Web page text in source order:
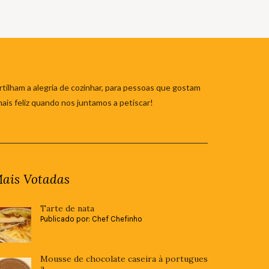
a alegria de cozinhar, para pessoas que gostam
feliz quando nos juntamos a petiscar!
Votadas
Tarte de nata
Publicado por: Chef Chefinho
Mousse de chocolate caseira à portugues